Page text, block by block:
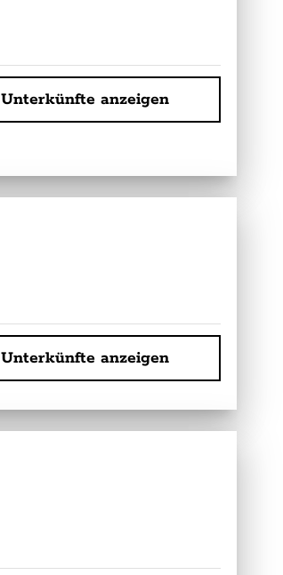
Unterkünfte anzeigen
Unterkünfte anzeigen